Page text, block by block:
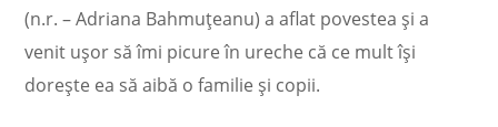
(n.r. – Adriana Bahmuțeanu) a aflat povestea și a
venit ușor să îmi picure în ureche că ce mult își
dorește ea să aibă o familie și copii.